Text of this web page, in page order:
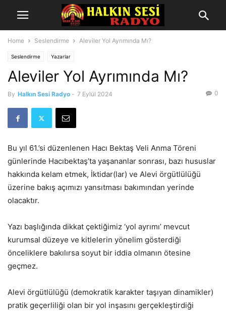
Home Seslendirme Aleviler Yol Ayrımında Mı?
Seslendirme Yazarlar
Aleviler Yol Ayrımında Mı?
By Halkın Sesi Radyo - 7 Eylül 2024 0
Bu yıl 61.’si düzenlenen Hacı Bektaş Veli Anma Töreni
günlerinde Hacıbektaş’ta yaşananlar sonrası, bazı hususlar
hakkında kelam etmek, İktidar(lar) ve Alevi örgütlülüğü
üzerine bakış açımızı yansıtması bakımından yerinde
olacaktır.
Yazı başlığında dikkat çektiğimiz ‘yol ayrımı’ mevcut
kurumsal düzeye ve kitlelerin yönelim gösterdiği
önceliklere bakılırsa soyut bir iddia olmanın ötesine
geçmez.
Alevi örgütlülüğü (demokratik karakter taşıyan dinamikler)
pratik geçerliliği olan bir yol inşasını gerçekleştirdiği